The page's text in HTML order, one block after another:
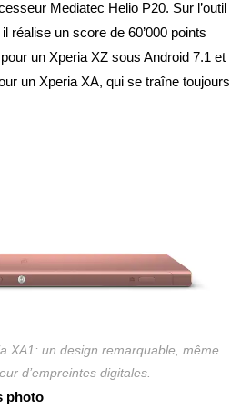
Mediatec Helio P20. Sur l’outil
réalise un score de 60’000 points
un Xperia XZ sous Android 7.1 et
un Xperia XA, qui se traîne toujours
XA1: un design remarquable, même
d’empreintes digitales.
photo